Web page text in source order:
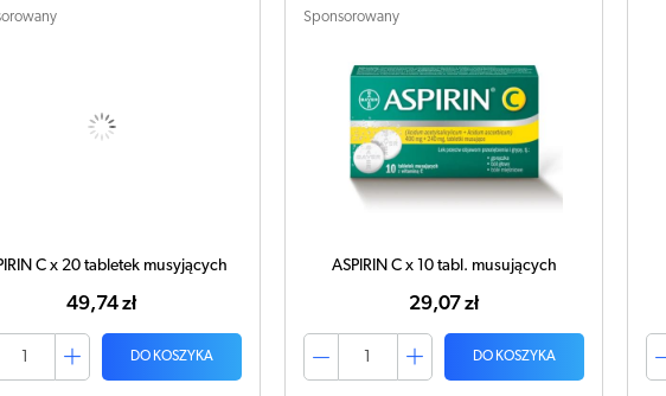
C x 20 tabletek musyjących
49,74 zł
DO KOSZYKA
Sponsorowany
ASPIRIN C x 10 tabl. musujących
29,07 zł
DO KOSZYKA